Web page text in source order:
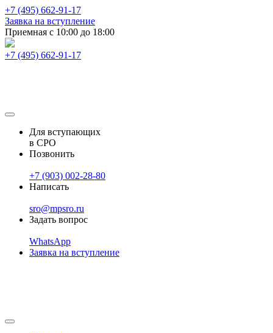
+7 (495) 662-91-17
Заявка на вступление
Приемная с 10:00 до 18:00
+7 (495) 662-91-17
Для вступающих
в СРО
Позвонить
+7 (903) 002-28-80
Написать
sro@mpsro.ru
Задать вопрос
WhatsApp
Заявка на вступление